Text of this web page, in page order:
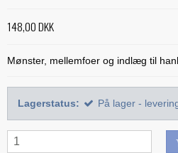
Treasure Håndquiltetråd
Diverse tråde
Indlægsstoffer
Bøger med 'Jelly Rolls'
Julebøger
Paper/foundation piecing
Quiltning
Alle mønstre
Applikation
BeColourful - Jacqueline de Jonge
Mønstre til stamps
Skabeloner og linealer
Alle skabeloner og linealer
Buede former
Creative Grids
Quilting
Bøger om quiltning
Div. tilbehør til quiltning
Taskemønstre og -tilbehør
Taskemønstre
Materialer til masker/mundbind
Kork og kunstlæder
148,00 DKK
Mønster, mellemfoer og indlæg til
Lagerstatus: På lager -